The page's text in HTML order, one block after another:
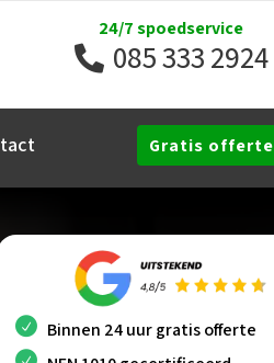
24/7 spoedservice
085 333 2924
Gratis offerte
Binnen 24 uur gratis offerte